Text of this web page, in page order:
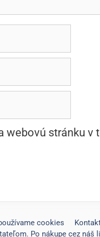
webovú stránku
cookies
Po nákupe cez